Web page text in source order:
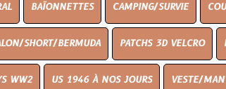
CAMPING/SURVIE COUTELLERIE
PATCHS 3D VELCRO PEINTURE
1946 À NOS JOURS VESTE/MANTEAU